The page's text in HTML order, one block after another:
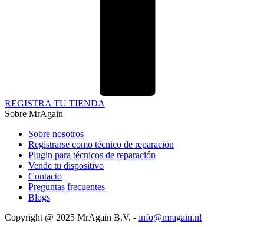
REGISTRA TU TIENDA
Sobre MrAgain
Sobre nosotros
Registrarse como técnico de reparación
Plugin para técnicos de reparación
Vende tu dispositivo
Contacto
Preguntas frecuentes
Blogs
Copyright @ 2025 MrAgain B.V. - info@mragain.nl